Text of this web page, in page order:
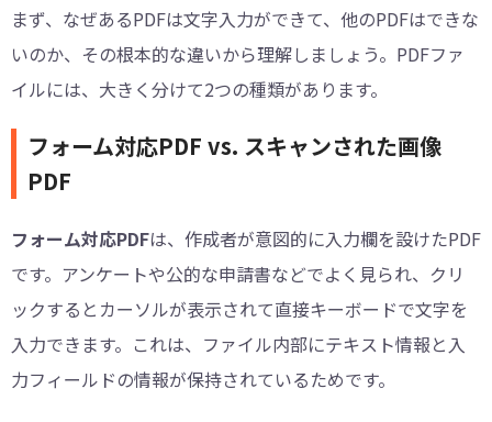
まず、なぜあるPDFは文字入力ができて、他のPDFはできな
いのか、その根本的な違いから理解しましょう。PDFファ
イルには、大きく分けて2つの種類があります。
フォーム対応PDF vs. スキャンされた画像
PDF
フォーム対応PDFは、作成者が意図的に入力欄を設けたPDF
です。アンケートや公的な申請書などでよく見られ、クリ
ックするとカーソルが表示されて直接キーボードで文字を
入力できます。これは、ファイル内部にテキスト情報と入
力フィールドの情報が保持されているためです。